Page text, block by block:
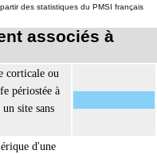
des statistiques du PMSI français
associés à
corticale ou
périostée à
site sans
d'une